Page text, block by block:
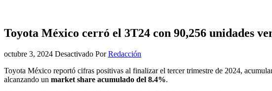
Toyota México cerró el 3T24 con 90,256 unidades
octubre 3, 2024 Desactivado Por Redacción
Toyota México reportó cifras positivas al finalizar el tercer trimestre de 2024,
alcanzando un market share acumulado del 8.4%.